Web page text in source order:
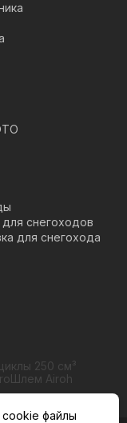
для снегоходов
для снегохода
250 см³
Шлем Airoh
файлы